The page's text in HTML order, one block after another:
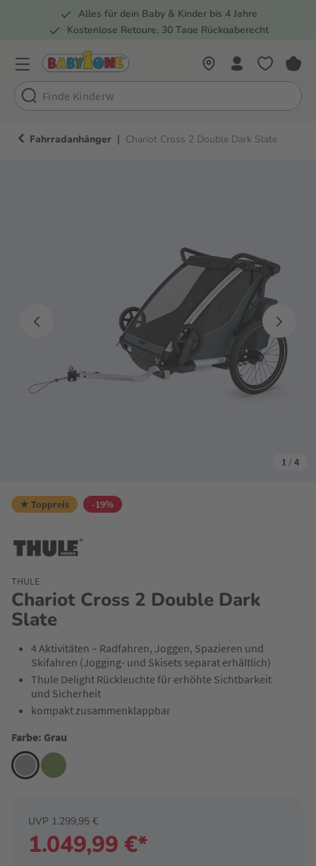
Zur Hauptnavigation springen
Alles für dein Baby & Kinder bis 4 Jahre
Kostenlose Retoure, 30 Tage Rückgaberecht
Fahrradanhänger | Chariot Cross 2 Double Dark Slate
1 /4
★ Toppreis -19%
Chariot Cross 2 Double Dark
Slate
THULE
4 Aktivitäten – Radfahren, Joggen, Spazieren und
Skifahren (Jogging- und Skisets separat erhältlich)
Thule Delight Rückleuchte für erhöhte Sichtbarkeit
und Sicherheit
kompakt zusammenklappbar
Farbe: Grau
1.049,99 €*
UVP 1.299,95 €